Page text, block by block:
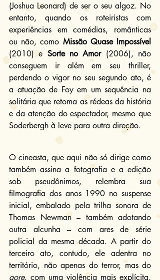
(Joshua Leonard) de ser o seu algoz. No
entanto, quando os roteiristas com
experiências em comédias, românticas
ou não, como Missão Quase Impossível
(2010) e Sorte no Amor (2006), não
conseguem ir além em seu thriller,
perdendo o vigor no seu segundo ato, é
a atuação de Foy em um sequência na
solitária que retoma as rédeas da história
e da atenção do espectador, mesmo que
Soderbergh à leve para outra direção.
O cineasta, que aqui não só dirige como
também assina a fotografia e a edição
sob pseudônimos, relembra sua
filmografia dos anos 1990 no suspense
inicial, embalado pela trilha sonora de
Thomas Newman – também adotando
outra alcunha – com ares de série
policial da mesma década. A partir do
terceiro ato, contudo, ele adentra no
gore, com uma violência mais explícita,